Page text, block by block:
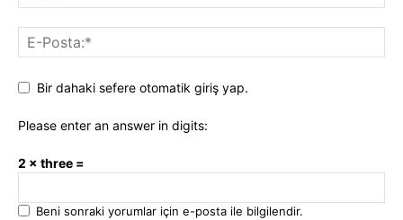
Bir dahaki sefere otomatik giriş yap.
Please enter an answer in digits:
2 × three =
Beni sonraki yorumlar için e-posta ile bilgilendir.